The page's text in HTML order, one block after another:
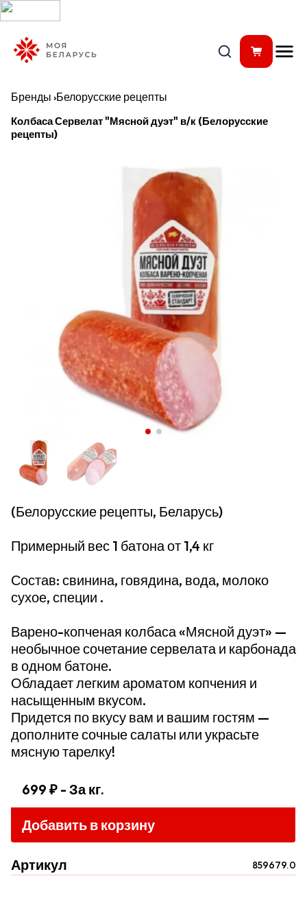
Бренды ›Белорусские рецепты
Колбаса Сервелат "Мясной дуэт" в/к (Белорусские
рецепты)
(Белорусские рецепты, Беларусь)
Примерный вес 1 батона от 1,4 кг
Состав: свинина, говядина, вода, молоко
сухое, специи .
Варено-копченая колбаса «Мясной дуэт» —
необычное сочетание сервелата и карбонада
в одном батоне.
Обладает легким ароматом копчения и
насыщенным вкусом.
Придется по вкусу вам и вашим гостям —
дополните сочные салаты или украсьте
мясную тарелку!
699 ₽ - За кг.
Добавить в корзину
Артикул 859679.0